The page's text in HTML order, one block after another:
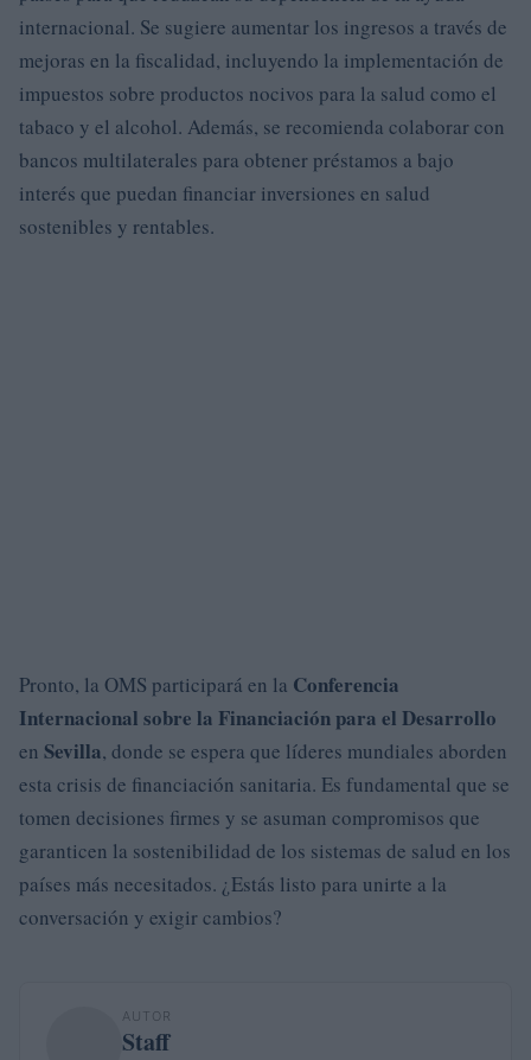
internacional. Se sugiere aumentar los ingresos a través de
mejoras en la fiscalidad, incluyendo la implementación de
impuestos sobre productos nocivos para la salud como el
tabaco y el alcohol. Además, se recomienda colaborar con
bancos multilaterales para obtener préstamos a bajo
interés que puedan financiar inversiones en salud
sostenibles y rentables.
Pronto, la OMS participará en la Conferencia
Internacional sobre la Financiación para el Desarrollo
en Sevilla, donde se espera que líderes mundiales aborden
esta crisis de financiación sanitaria. Es fundamental que se
tomen decisiones firmes y se asuman compromisos que
garanticen la sostenibilidad de los sistemas de salud en los
países más necesitados. ¿Estás listo para unirte a la
conversación y exigir cambios?
AUTOR
Staff